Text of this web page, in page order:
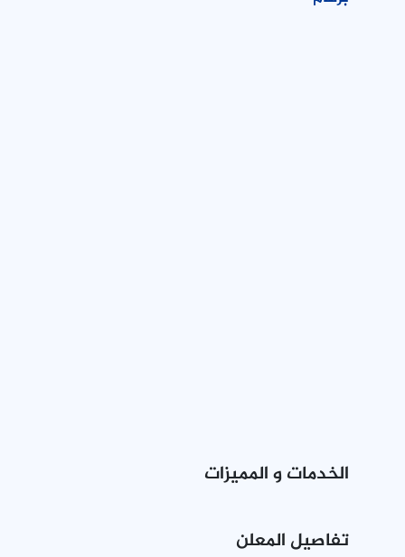
الخدمات و المميزات
تفاصيل المعلن